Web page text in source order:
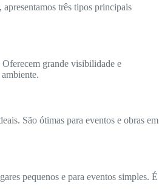
três tipos principais
Oferecem grande visibilidade e
São ótimas para eventos e obras em
pequenos e para eventos simples. É